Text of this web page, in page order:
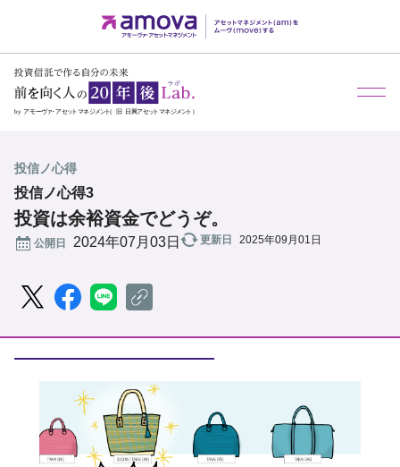
投信ノ心得
投信ノ心得3
投資は余裕資金でどうぞ。
公開日 更新日 2025年09月01日